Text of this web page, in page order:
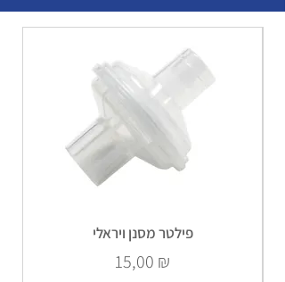
פילטר מסנן ויראלי
Prix
15,00 ₪